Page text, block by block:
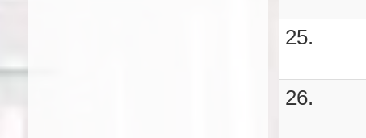
25.
26.